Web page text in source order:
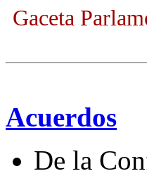
Gaceta
Acuerdos
De la